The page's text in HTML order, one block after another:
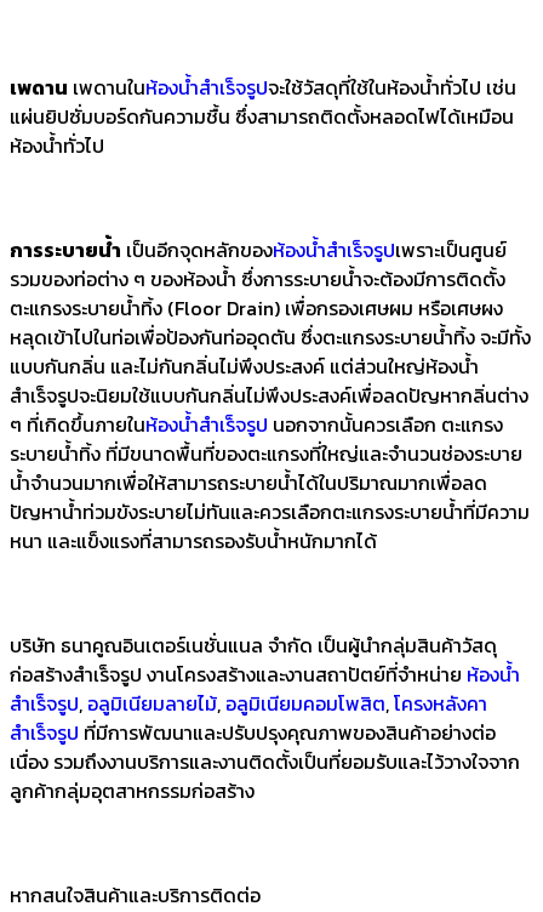
เพดาน เพดานในห้องน้ำสำเร็จรูปจะใช้วัสดุที่ใช้ในห้องน้ำทั่วไป เช่น
แผ่นยิปซั่มบอร์ดกันความชื้น ซึ่งสามารถติดตั้งหลอดไฟได้เหมือน
ห้องน้ำทั่วไป
การระบายน้ำ เป็นอีกจุดหลักของห้องน้ำสำเร็จรูปเพราะเป็นศูนย์
รวมของท่อต่าง ๆ ของห้องน้ำ ซึ่งการระบายน้ำจะต้องมีการติดตั้ง
ตะแกรงระบายน้ำทิ้ง (Floor Drain) เพื่อกรองเศษผม หรือเศษผง
หลุดเข้าไปในท่อเพื่อป้องกันท่ออุดตัน ซึ่งตะแกรงระบายน้ำทิ้ง จะมีทั้ง
แบบกันกลิ่น และไม่กันกลิ่นไม่พึงประสงค์ แต่ส่วนใหญ่ห้องน้ำ
สำเร็จรูปจะนิยมใช้แบบกันกลิ่นไม่พึงประสงค์เพื่อลดปัญหากลิ่นต่าง
ๆ ที่เกิดขึ้นภายในห้องน้ำสำเร็จรูป นอกจากนั้นควรเลือก ตะแกรง
ระบายน้ำทิ้ง ที่มีขนาดพื้นที่ของตะแกรงที่ใหญ่และจำนวนช่องระบาย
น้ำจำนวนมากเพื่อให้สามารถระบายน้ำได้ในปริมาณมากเพื่อลด
ปัญหาน้ำท่วมขังระบายไม่ทันและควรเลือกตะแกรงระบายน้ำที่มีความ
หนา และแข็งแรงที่สามารถรองรับน้ำหนักมากได้
บริษัท ธนาคูณอินเตอร์เนชั่นแนล จำกัด เป็นผู้นำกลุ่มสินค้าวัสดุ
ก่อสร้างสำเร็จรูป งานโครงสร้างและงานสถาปัตย์ที่จำหน่าย ห้องน้ำ
สำเร็จรูป, อลูมิเนียมลายไม้, อลูมิเนียมคอมโพสิต,โครงหลังคา
สำเร็จรูป ที่มีการพัฒนาและปรับปรุงคุณภาพของสินค้าอย่างต่อ
เนื่อง รวมถึงงานบริการและงานติดตั้งเป็นที่ยอมรับและไว้วางใจจาก
ลูกค้ากลุ่มอุตสาหกรรมก่อสร้าง
หากสนใจสินค้าและบริการติดต่อ